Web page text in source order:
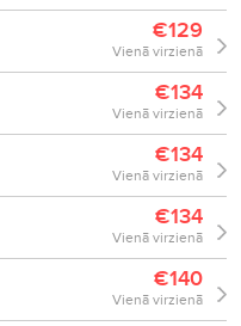
€129
Vienā virzienā
€134
Vienā virzienā
€134
Vienā virzienā
€134
Vienā virzienā
€140
Vienā virzienā